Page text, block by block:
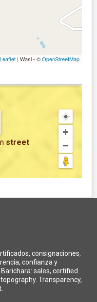
Leaflet | Wasi - ©OpenStreetMap
street
consignaciones,
confianza y
sales, certified
Transparency,